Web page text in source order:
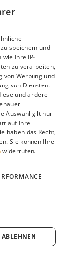
speichern und
wie Ihre IP-
zu verarbeiten,
von Werbung und
von Diensten.
und andere
Auswahl gilt nur
auf Ihre
haben das Recht,
Sie können Ihre
widerrufen.
ABLEHNEN